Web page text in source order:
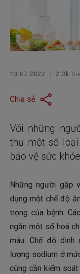
13.07.2022 2.3k
Chia sẻ
Với những
thụ một số
bảo vệ sức
Những người gặp
dụng một chế độ
trọng của bệnh.
ngăn một số hoá
máu. Chế độ
lượng sodium ở
cũng cần kiểm